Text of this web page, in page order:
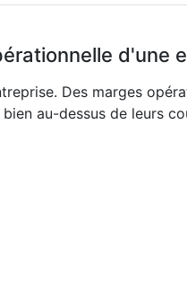
d'une
Des marges
au-dessus de leurs